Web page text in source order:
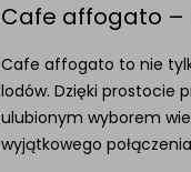
Cafe affogato –
Cafe affogato to nie
lodów. Dzięki prostocie
ulubionym wyborem
wyjątkowego